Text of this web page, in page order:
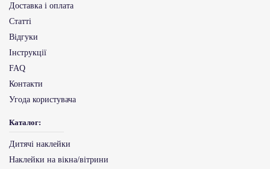
Доставка і оплата
Статті
Відгуки
Інструкції
FAQ
Контакти
Угода користувача
Каталог:
Дитячі наклейки
Наклейки на вікна/вітрини